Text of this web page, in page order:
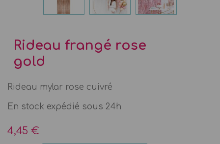
Rideau frangé rose
gold
Rideau mylar rose cuivré
En stock expédié sous 24h
4,45 €